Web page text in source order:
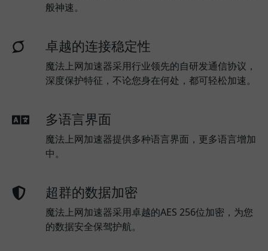
般神速。
卓越的连接稳定性
魔法上网加速器采用行业领先的自研发通信协议，
深度保护特征，不论您身在何处，都可轻松加速。
多语言界面
魔法上网加速器提供多种语言界面，更多语言增加
中。
超群的数据加密
魔法上网加速器采用卓越的AES 256位加密，为您
的数据安全保驾护航。